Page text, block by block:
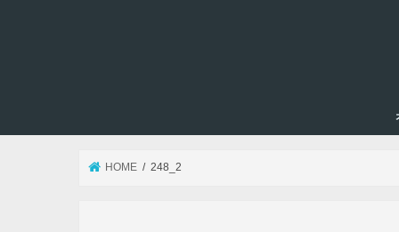
HOME 248_2